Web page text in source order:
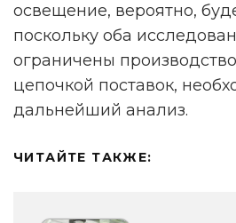
освещение, вероятно,
поскольку оба
ограничены
цепочкой поставок,
дальнейший анализ.
ЧИТАЙТЕ ТАКЖЕ: